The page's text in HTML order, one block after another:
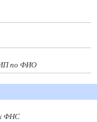
ИП по ФИО
ФНС